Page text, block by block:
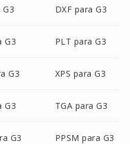
G3 DXF para G3
G3 PLT para G3
G3 XPS para G3
G3 TGA para G3
G3 PPSM para G3